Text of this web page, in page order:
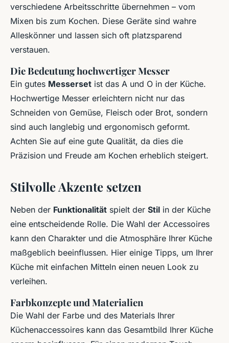
verschiedene Arbeitsschritte übernehmen – vom
Mixen bis zum Kochen. Diese Geräte sind wahre
Alleskönner und lassen sich oft platzsparend
verstauen.
Die Bedeutung hochwertiger Messer
Ein gutes Messerset ist das A und O in der Küche.
Hochwertige Messer erleichtern nicht nur das
Schneiden von Gemüse, Fleisch oder Brot, sondern
sind auch langlebig und ergonomisch geformt.
Achten Sie auf eine gute Qualität, da dies die
Präzision und Freude am Kochen erheblich steigert.
Stilvolle Akzente setzen
Neben der Funktionalität spielt der Stil in der Küche
eine entscheidende Rolle. Die Wahl der Accessoires
kann den Charakter und die Atmosphäre Ihrer Küche
maßgeblich beeinflussen. Hier einige Tipps, um Ihrer
Küche mit einfachen Mitteln einen neuen Look zu
verleihen.
Farbkonzepte und Materialien
Die Wahl der Farbe und des Materials Ihrer
Küchenaccessoires kann das Gesamtbild Ihrer Küche